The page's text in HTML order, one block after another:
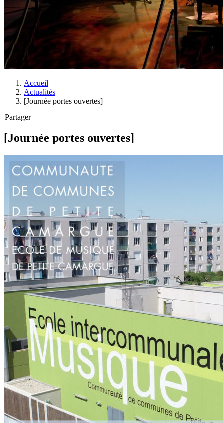
Accueil
Actualités
[Journée portes ouvertes]
Partager
[Journée portes ouvertes]